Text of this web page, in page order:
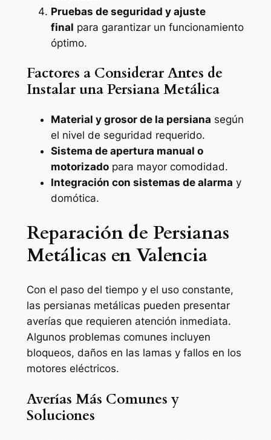
Pruebas de seguridad y ajuste
final para garantizar un funcionamiento
óptimo.
Factores a Considerar Antes de
Instalar una Persiana Metálica
Material y grosor de la persiana según
el nivel de seguridad requerido.
Sistema de apertura manual o
motorizadopara mayor comodidad.
Integración con sistemas de alarma y
domótica.
Reparación de Persianas
Metálicas en Valencia
Con el paso del tiempo y el uso constante,
las persianas metálicas pueden presentar
averías que requieren atención inmediata.
Algunos problemas comunes incluyen
bloqueos, daños en las lamas y fallos en los
motores eléctricos.
Averías Más Comunes y
Soluciones